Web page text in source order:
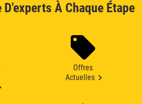
À Chaque Étape
Offres
Actuelles